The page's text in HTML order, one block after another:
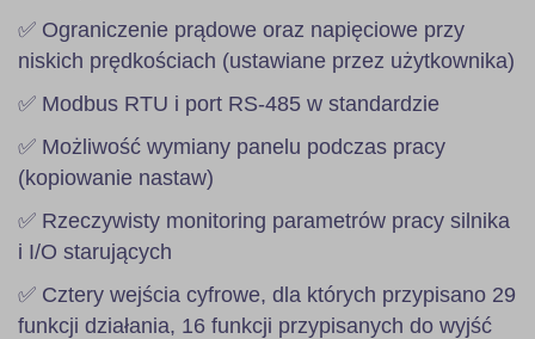
✅ Ograniczenie prądowe oraz napięciowe przy
niskich prędkościach (ustawiane przez użytkownika)
✅ Modbus RTU i port RS-485 w standardzie
✅ Możliwość wymiany panelu podczas pracy
(kopiowanie nastaw)
✅ Rzeczywisty monitoring parametrów pracy silnika
i I/O starujących
✅ Cztery wejścia cyfrowe, dla których przypisano 29
funkcji działania, 16 funkcji przypisanych do wyjść